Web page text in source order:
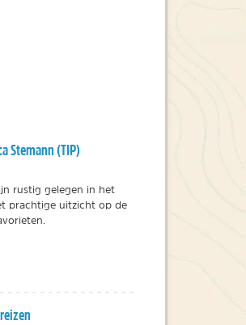
Stemann (TIP)
rustig gelegen in het
prachtige uitzicht op de